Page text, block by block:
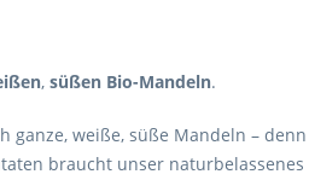
, süßen Bio-Mandeln.
weiße, süße Mandeln –
braucht unser